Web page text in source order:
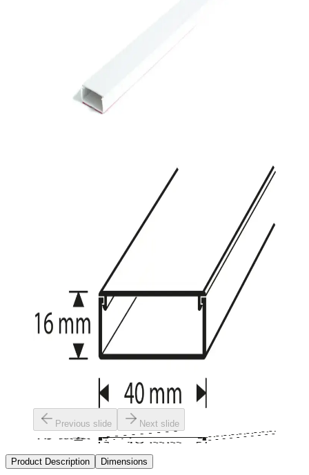
Previous slide Next slide
Product Description Dimensions